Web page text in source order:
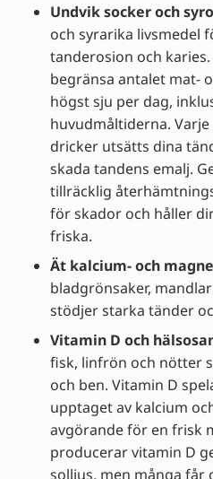
Undvik socker och
och syrarika livsmedel
tanderosion och
begränsa antalet mat-
högst sju per dag,
huvudmåltiderna.
dricker utsätts dina
skada tandens emalj.
tillräcklig
för skador och håller
friska.
Ät kalcium- och
bladgrönsaker,
stödjer starka tänder
Vitamin D och
fisk, linfrön och nötter
och ben. Vitamin D
upptaget av kalcium
avgörande för en frisk
producerar vitamin D
solljus, men många får